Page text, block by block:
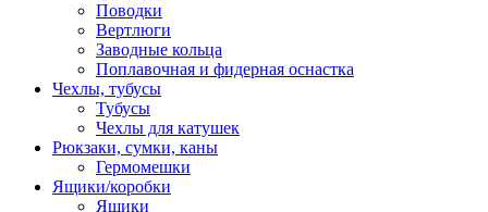
Поводки
Вертлюги
Заводные кольца
Поплавочная и фидерная оснастка
Чехлы, тубусы
Тубусы
Чехлы для катушек
Рюкзаки, сумки, каны
Гермомешки
Ящики/коробки
Ящики